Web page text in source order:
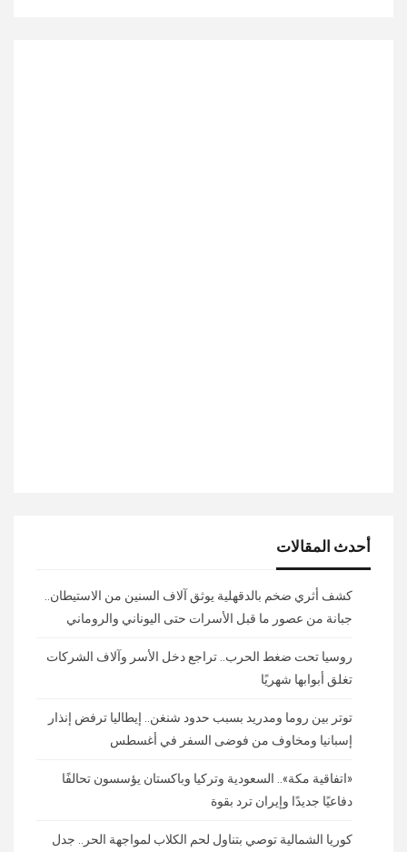
أحدث المقالات
كشف أثري ضخم بالدقهلية يوثق آلاف السنين من الاستيطان..
جبانة من عصور ما قبل الأسرات حتى اليوناني والروماني
روسيا تحت ضغط الحرب.. تراجع دخل الأسر وآلاف الشركات
تغلق أبوابها شهريًا
توتر بين روما ومدريد بسبب حدود شنغن.. إيطاليا ترفض إنذار
إسبانيا ومخاوف من فوضى السفر في أغسطس
«اتفاقية مكة».. السعودية وتركيا وباكستان يؤسسون تحالفًا
دفاعيًا جديدًا وإيران ترد بقوة
كوريا الشمالية توصي بتناول لحم الكلاب لمواجهة الحر.. جدل